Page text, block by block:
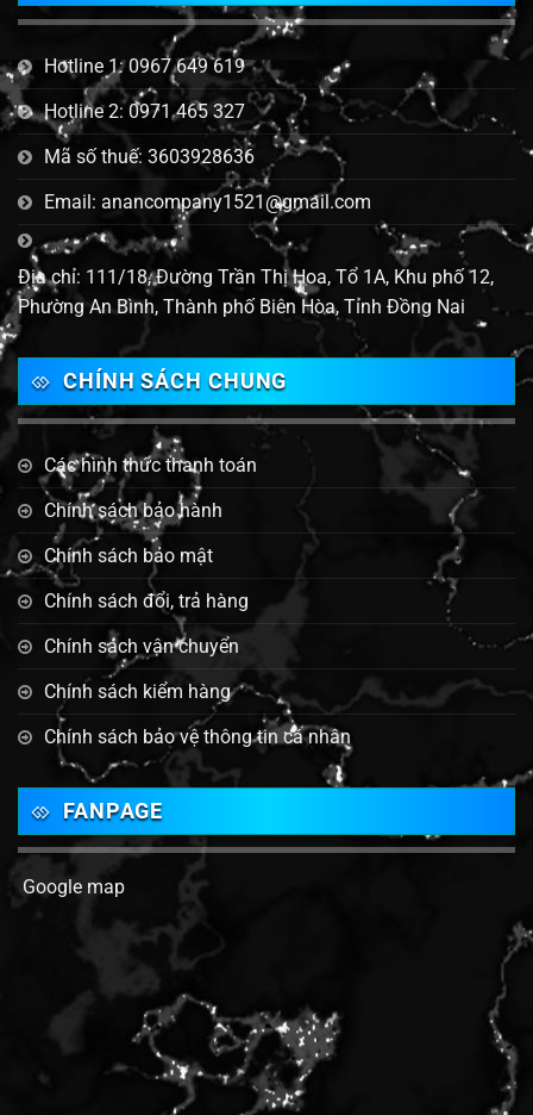
Hotline 1: 0967 649 619
Hotline 2: 0971 465 327
Mã số thuế: 3603928636
Email: anancompany1521@gmail.com
Địa chỉ: 111/18, Đường Trần Thị Hoa, Tổ 1A, Khu phố 12,
Phường An Bình, Thành phố Biên Hòa, Tỉnh Đồng Nai
CHÍNH SÁCH CHUNG
Các hình thức thanh toán
Chính sách bảo hành
Chính sách bảo mật
Chính sách đổi, trả hàng
Chính sách vận chuyển
Chính sách kiểm hàng
Chính sách bảo vệ thông tin cá nhân
FANPAGE
Google map